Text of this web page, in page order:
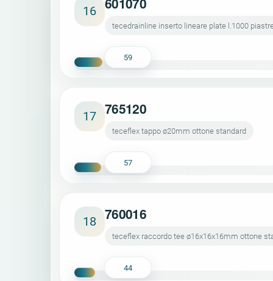
16
tecedrainline inserto lineare plate l.1000
59
17 765120
teceflex tappo ø20mm ottone standard
57
18 760016
teceflex raccordo tee ø16x16x16mm ottone
44